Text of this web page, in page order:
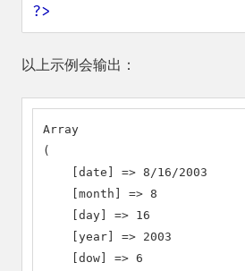
?>
以上示例会输出：
Array
(
    [date] => 8/16/2003
    [month] => 8
    [day] => 16
    [year] => 2003
    [dow] => 6